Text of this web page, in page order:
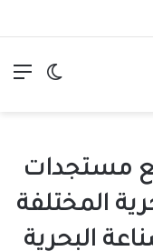
الوضع
مستجدات
المختلفة
البحرية